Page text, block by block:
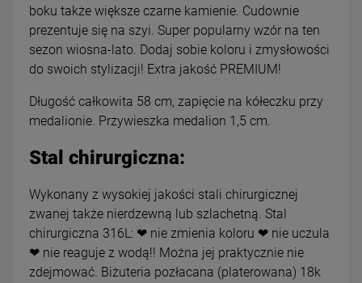
boku także większe czarne kamienie. Cudownie
prezentuje się na szyi. Super popularny wzór na ten
sezon wiosna-lato. Dodaj sobie koloru i zmysłowości
do swoich stylizacji! Extra jakość PREMIUM!
Długość całkowita 58 cm, zapięcie na kółeczku przy
medalionie. Przywieszka medalion 1,5 cm.
Stal chirurgiczna:
Wykonany z wysokiej jakości stali chirurgicznej
zwanej także nierdzewną lub szlachetną. Stal
chirurgiczna 316L: ❤ nie zmienia koloru ❤ nie uczula
❤ nie reaguje z wodą!! Można jej praktycznie nie
zdejmować. Biżuteria pozłacana (platerowana) 18k